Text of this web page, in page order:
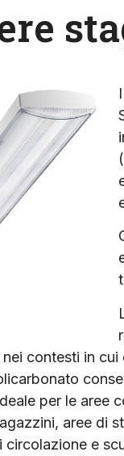
contesti in
per le
aree di
circolazione e